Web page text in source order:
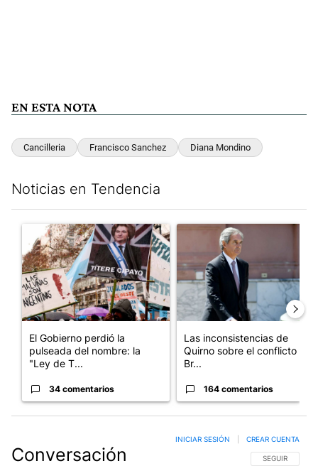
EN ESTA NOTA
Cancilleria Francisco Sanchez Diana Mondino
Noticias en Tendencia
Un artículo de tendencia con el título "El Gobierno perdió la
El Gobierno perdió la
pulseada del nombre: la
"Ley de T...
34 comentarios
Un artículo de tendencia con
Las inconsistencias de
Quirno sobre el conflicto con
Br...
164 comentarios
Conversación SIGA ESTA
SEGUIR
INICIAR SESIÓN CREAR CUENTA